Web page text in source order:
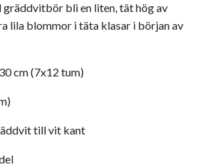
gräddvitbör bli en liten, tät hög av
lila blommor i täta klasar i början av
cm (7x12 tum)
till vit kant